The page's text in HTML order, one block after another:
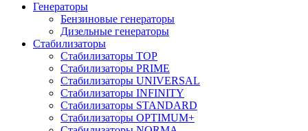
Генераторы
Бензиновые генераторы
Дизельные генераторы
Стабилизаторы
Стабилизаторы TOP
Стабилизаторы PRIME
Стабилизаторы UNIVERSAL
Стабилизаторы INFINITY
Стабилизаторы STANDARD
Стабилизаторы OPTIMUM+